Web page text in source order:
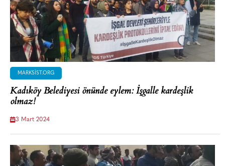
MARKSIST.ORG
Kadıköy Belediyesi önünde eylem: İşgalle kardeşlik
olmaz!
3 Mart 2024